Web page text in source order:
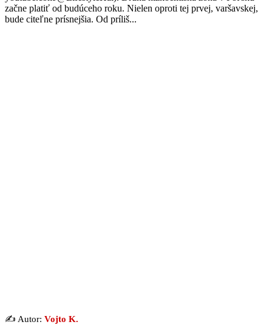
začne platiť od budúceho roku. Nielen oproti tej prvej, varšavskej,
bude citeľne prísnejšia. Od príliš...
✍️ Autor: Vojto K.